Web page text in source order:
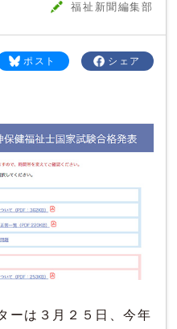
福祉新聞編集部
シェア
ポスト
ーは３月２５日、今年